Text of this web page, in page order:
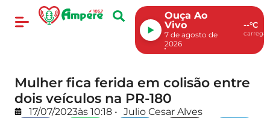
Ouça Ao
Vivo
7 de agosto de
2026
--°C
Mulher fica ferida em colisão entre
dois veículos na PR-180
17/07/2023às 10:18 • Julio Cesar Alves